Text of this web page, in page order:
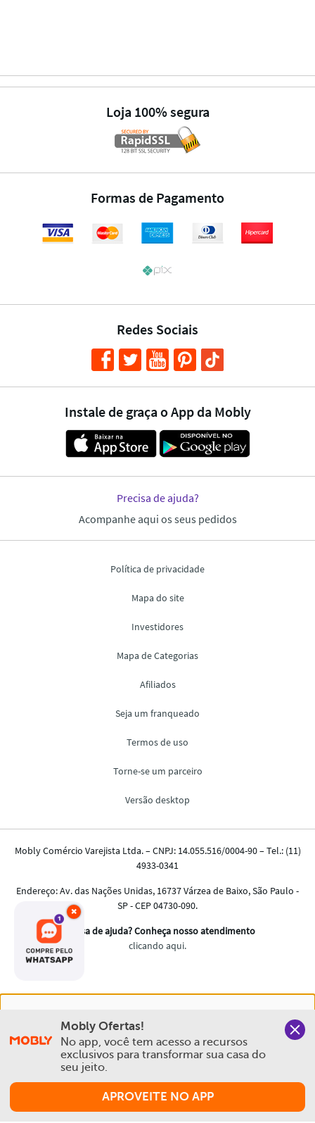
Comprar
experiência na Mobly. Quando você navega no nosso site,
aceita esta condição
Política de Privacidade e Cookies
×
Mobly Ofertas!
No app, você tem acesso a recursos
exclusivos para transformar sua casa do
seu jeito.
APROVEITE NO APP